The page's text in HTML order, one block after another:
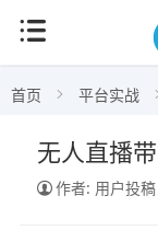
首页 平台实战
无人直播
作者: 用户投稿